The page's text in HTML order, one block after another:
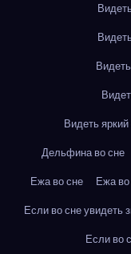
Видеть
Дельфина во сне
Ежа во сне
Ежа
Если во сне увидеть
Если во